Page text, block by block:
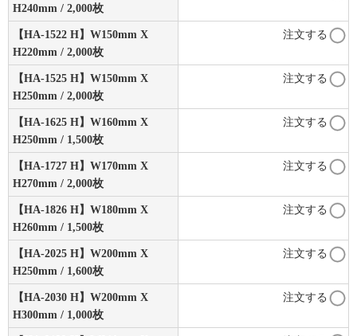
H240mm / 2,000枚
【HA-1522 H】W150mm X
H220mm / 2,000枚
注文する
【HA-1525 H】W150mm X
H250mm / 2,000枚
注文する
【HA-1625 H】W160mm X
H250mm / 1,500枚
注文する
【HA-1727 H】W170mm X
H270mm / 2,000枚
注文する
【HA-1826 H】W180mm X
H260mm / 1,500枚
注文する
【HA-2025 H】W200mm X
H250mm / 1,600枚
注文する
【HA-2030 H】W200mm X
H300mm / 1,000枚
注文する